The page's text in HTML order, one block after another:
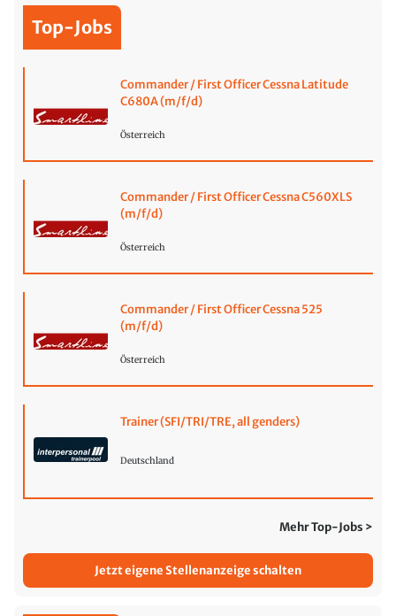
Top-Jobs
Commander / First Officer Cessna Latitude
C680A (m/f/d)
Österreich
Commander / First Officer Cessna C560XLS
(m/f/d)
Österreich
Commander / First Officer Cessna 525
(m/f/d)
Österreich
Trainer (SFI/TRI/TRE, all genders)
Deutschland
Mehr Top-Jobs >
Jetzt eigene Stellenanzeige schalten